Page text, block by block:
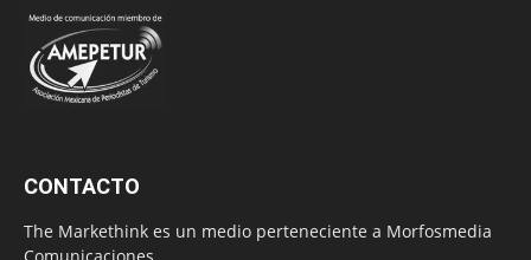
CONTACTO
The Markethink es un medio perteneciente a Morfosmedia